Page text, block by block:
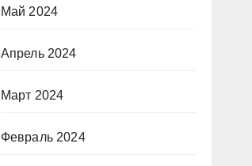
Май 2024
Апрель 2024
Март 2024
Февраль 2024